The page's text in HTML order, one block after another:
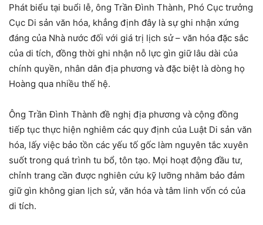
Phát biểu tại buổi lễ, ông Trần Đình Thành, Phó Cục trưởng
Cục Di sản văn hóa, khẳng định đây là sự ghi nhận xứng
đáng của Nhà nước đối với giá trị lịch sử – văn hóa đặc sắc
của di tích, đồng thời ghi nhận nỗ lực gìn giữ lâu dài của
chính quyền, nhân dân địa phương và đặc biệt là dòng họ
Hoàng qua nhiều thế hệ.
Ông Trần Đình Thành đề nghị địa phương và cộng đồng
tiếp tục thực hiện nghiêm các quy định của Luật Di sản văn
hóa, lấy việc bảo tồn các yếu tố gốc làm nguyên tắc xuyên
suốt trong quá trình tu bổ, tôn tạo. Mọi hoạt động đầu tư,
chỉnh trang cần được nghiên cứu kỹ lưỡng nhằm bảo đảm
giữ gìn không gian lịch sử, văn hóa và tâm linh vốn có của
di tích.